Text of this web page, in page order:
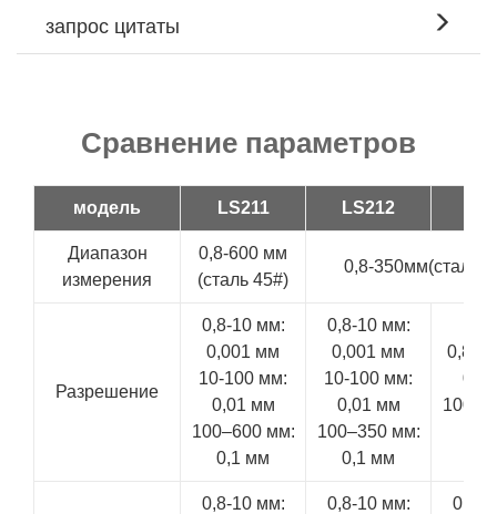
запрос цитаты
Сравнение параметров
модель LS211 LS212
Диапазон
измерения
0,8-600 мм
(сталь 45#)
0,8-350мм(сталь
Разрешение
0,8-10 мм:
0,001 мм
10-100 мм:
0,01 мм
100–600 мм:
0,1 мм
0,8-10 мм:
0,001 мм
10-100 мм:
0,01 мм
100–350 мм:
0,1 мм
0,8-
0,8-10 мм:
0,8-10 мм:
0,8-